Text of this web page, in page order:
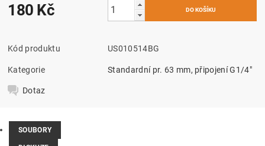
180 Kč
Kód produktu US010514BG
Kategorie Standardní pr. 63 mm, připojení G1/4"
Dotaz
SOUBORY